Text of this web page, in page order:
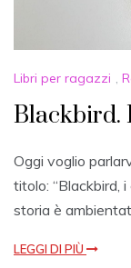
Libri per ragazzi ,
Blackbird.
Oggi voglio
titolo: “Blackbird,
storia è
LEGGI DI PIÙ